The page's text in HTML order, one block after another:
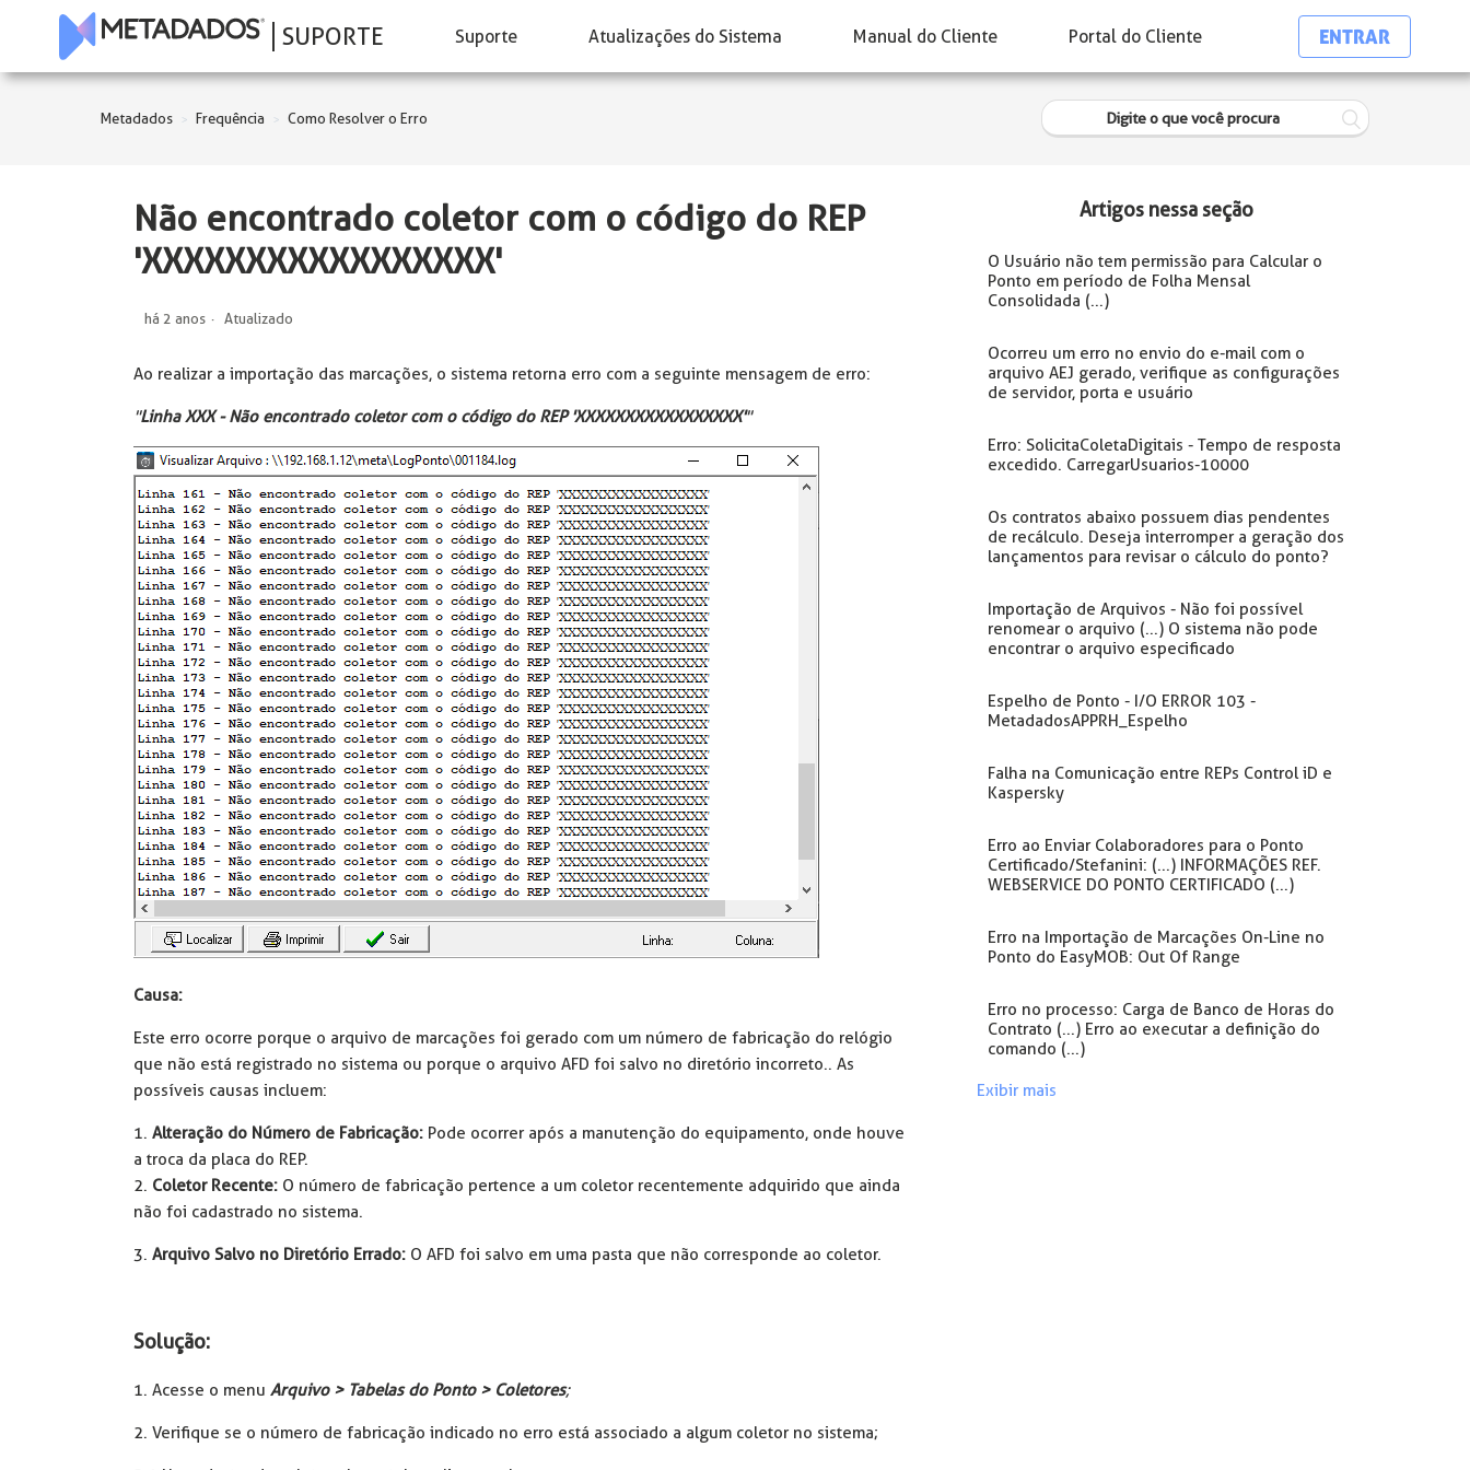
SUPORTE Suporte Atualizações do Sistema Manual do Cliente Portal do Cliente ENTRAR
Metadados Frequência Como Resolver o Erro
Não encontrado coletor com o código do REP
'XXXXXXXXXXXXXXXXX'
há 2 anos Atualizado
Ao realizar a importação das marcações, o sistema retorna erro com a seguinte mensagem de erro:
"Linha XXX - Não encontrado coletor com o código do REP 'XXXXXXXXXXXXXXXXX'"
Causa:
Este erro ocorre porque o arquivo de marcações foi gerado com um número de fabricação do relógio
que não está registrado no sistema ou porque o arquivo AFD foi salvo no diretório incorreto.. As
possíveis causas incluem:
1. Alteração do Número de Fabricação: Pode ocorrer após a manutenção do equipamento, onde houve
a troca da placa do REP.
2. Coletor Recente: O número de fabricação pertence a um coletor recentemente adquirido que ainda
não foi cadastrado no sistema.
3. Arquivo Salvo no Diretório Errado: O AFD foi salvo em uma pasta que não corresponde ao coletor.
Solução:
1. Acesse o menu Arquivo > Tabelas do Ponto > Coletores;
2. Verifique se o número de fabricação indicado no erro está associado a algum coletor no sistema;
Artigos nessa seção
O Usuário não tem permissão para Calcular o
Ponto em período de Folha Mensal
Consolidada (...)
Ocorreu um erro no envio do e-mail com o
arquivo AEJ gerado, verifique as configurações
de servidor, porta e usuário
Erro: SolicitaColetaDigitais - Tempo de resposta
excedido. CarregarUsuarios-10000
Os contratos abaixo possuem dias pendentes
de recálculo. Deseja interromper a geração dos
lançamentos para revisar o cálculo do ponto?
Importação de Arquivos - Não foi possível
renomear o arquivo (...) O sistema não pode
encontrar o arquivo especificado
Espelho de Ponto - I/O ERROR 103 -
MetadadosAPPRH_Espelho
Falha na Comunicação entre REPs Control iD e
Kaspersky
Erro ao Enviar Colaboradores para o Ponto
Certificado/Stefanini: (...) INFORMAÇÕES REF.
WEBSERVICE DO PONTO CERTIFICADO (...)
Erro na Importação de Marcações On-Line no
Ponto do EasyMOB: Out Of Range
Erro no processo: Carga de Banco de Horas do
Contrato (...) Erro ao executar a definição do
comando (...)
Exibir mais